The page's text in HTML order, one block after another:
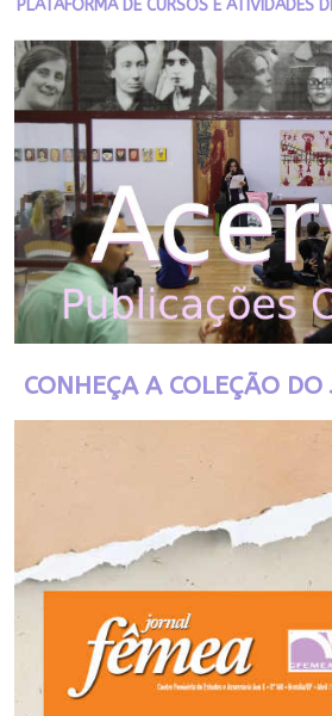
PLATAFORMA DE CURSOS E ATIVIDADES
CONHEÇA A COLEÇÃO